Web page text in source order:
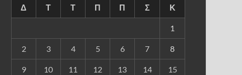
Δ
Τ Τ Π Π Σ Κ
1
2 3 4 5 6 7 8
9 10 11 12 13 14 15